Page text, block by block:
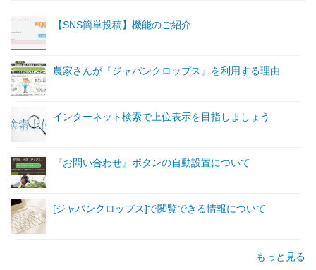
【SNS簡単投稿】機能のご紹介
農家さんが『ジャパンクロップス』を利用する理由
インターネット検索で上位表示を目指しましょう
『お問い合わせ』ボタンの自動設置について
[ジャパンクロップス]で閲覧できる情報について
もっと見る